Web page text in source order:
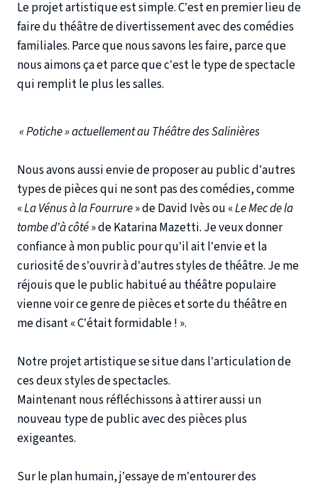
Le projet artistique est simple. C’est en premier lieu de
faire du théâtre de divertissement avec des comédies
familiales. Parce que nous savons les faire, parce que
nous aimons ça et parce que c’est le type de spectacle
qui remplit le plus les salles.
« Potiche » actuellement au Théâtre des Salinières
Nous avons aussi envie de proposer au public d’autres
types de pièces qui ne sont pas des comédies, comme
«La Vénus à la Fourrure» de David Ivès ou «Le Mec de la
tombe d’à côté» de Katarina Mazetti. Je veux donner
confiance à mon public pour qu’il ait l’envie et la
curiosité de s’ouvrir à d’autres styles de théâtre. Je me
réjouis que le public habitué au théâtre populaire
vienne voir ce genre de pièces et sorte du théâtre en
me disant « C’était formidable ! ».
Notre projet artistique se situe dans l’articulation de
ces deux styles de spectacles.
Maintenant nous réfléchissons à attirer aussi un
nouveau type de public avec des pièces plus
exigeantes.
Sur le plan humain, j’essaye de m’entourer des